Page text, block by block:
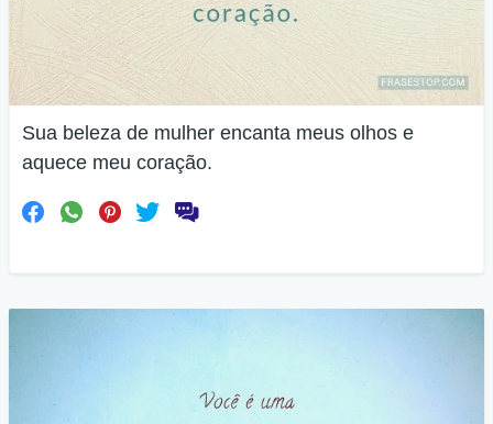
Sua beleza de mulher encanta meus olhos e
aquece meu coração.